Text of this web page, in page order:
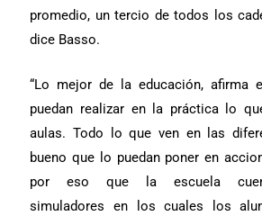
promedio, un tercio de todos los
dice Basso.
“Lo mejor de la educación, afirma
puedan realizar en la práctica lo
aulas. Todo lo que ven en las
bueno que lo puedan poner en
por eso que la escuela
simuladores en los cuales los